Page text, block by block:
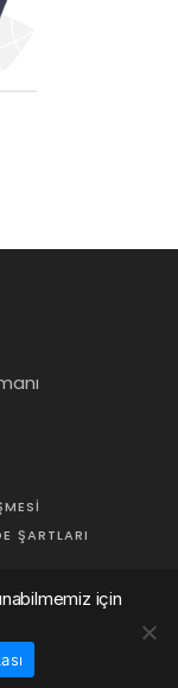
ŞARTLARI
Saklıdır.
için